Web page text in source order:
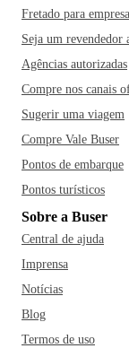
Fretado para
Seja um revendedor
Agências autorizadas
Compre nos canais
Sugerir uma viagem
Compre Vale Buser
Pontos de embarque
Pontos turísticos
Sobre a Buser
Central de ajuda
Imprensa
Notícias
Blog
Termos de uso